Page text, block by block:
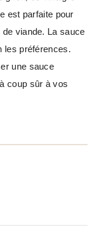
est parfaite pour
viande. La sauce
les préférences.
une sauce
coup sûr à vos